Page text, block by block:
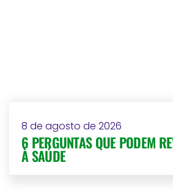
8 de agosto de 2026
6 PERGUNTAS QUE PODEM
À SAÚDE